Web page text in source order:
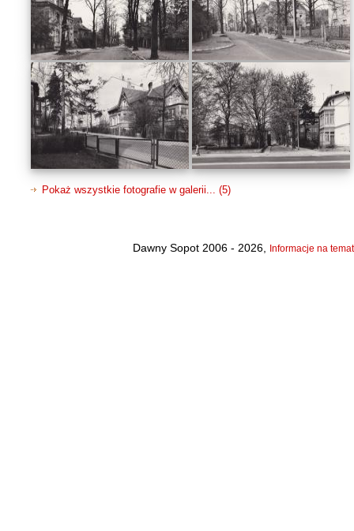
Pokaż wszystkie fotografie w galerii... (5)
Dawny Sopot 2006 - 2026, Informacje na